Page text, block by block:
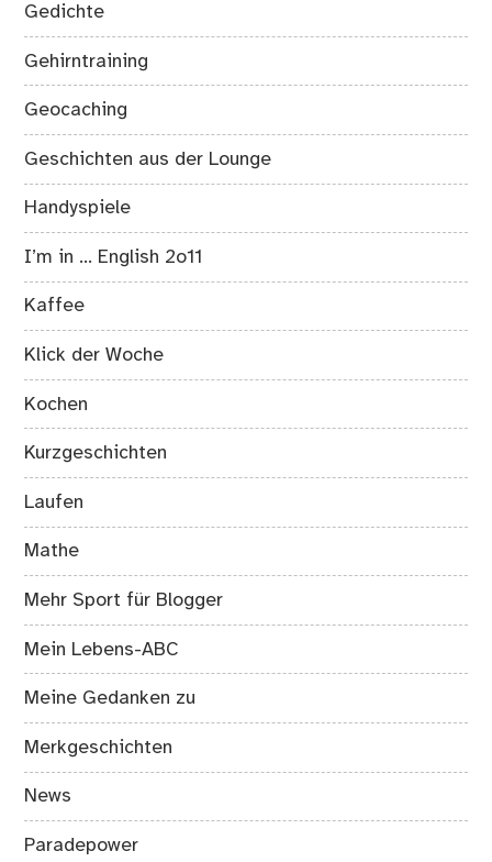
Gedichte
Gehirntraining
Geocaching
Geschichten aus der Lounge
Handyspiele
I’m in … English 2o11
Kaffee
Klick der Woche
Kochen
Kurzgeschichten
Laufen
Mathe
Mehr Sport für Blogger
Mein Lebens-ABC
Meine Gedanken zu
Merkgeschichten
News
Paradepower